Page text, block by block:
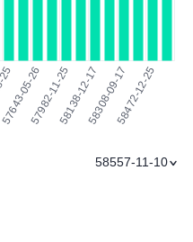
58557-11-10